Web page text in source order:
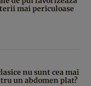
mai periculoase
nu sunt cea mai
un abdomen plat?